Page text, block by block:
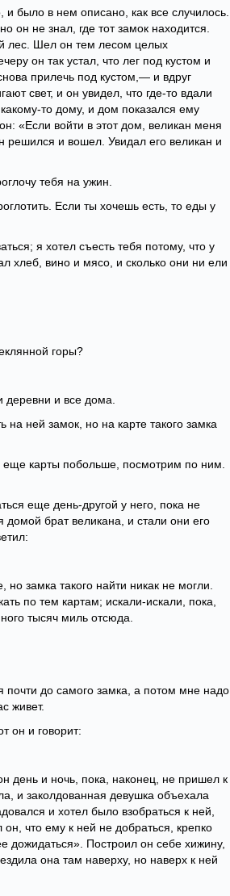
было в нем описано, как все случилось.
он не знал, где тот замок находится.
лес. Шел он тем лесом целых
он так устал, что лег под кустом и
прилечь под кустом,— и вдруг
свет, и он увидел, что где-то вдали
то дому, и дом показался ему
«Если войти в этот дом, великан меня
решился и вошел. Увидал его великан и
тебя на ужин.
Если ты хочешь есть, то еды у
я хотел съесть тебя потому, что у
хлеб, вино и мясо, и сколько они ни ели
горы?
и все дома.
на ней замок, но на карте такого замка
карты побольше, посмотрим по ним.
еще день-другой у него, пока не
брат великана, и стали они его
замка такого найти никак не могли.
по тем картам; искали-искали, пока,
тысяч миль отсюда.
почти до самого замка, а потом мне надо
живет.
он и говорит:
день и ночь, пока, наконец, не пришел к
и заколдованная девушка объехала
и хотел было взобраться к ней,
что ему к ней не добраться, крепко
дожидаться». Построил он себе хижину,
она там наверху, но наверх к ней